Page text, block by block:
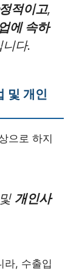
적이고,
에 속하
다.
및 개인
으로 하지
개인사
라, 수출입